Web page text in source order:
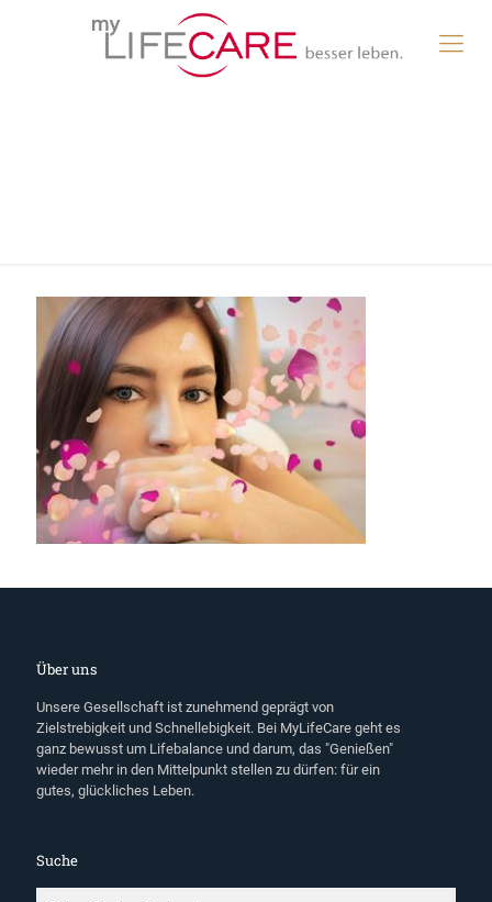
Über uns
Unsere Gesellschaft ist zunehmend geprägt von
Zielstrebigkeit und Schnellebigkeit. Bei MyLifeCare geht es
ganz bewusst um Lifebalance und darum, das "Genießen"
wieder mehr in den Mittelpunkt stellen zu dürfen: für ein
gutes, glückliches Leben.
Suche